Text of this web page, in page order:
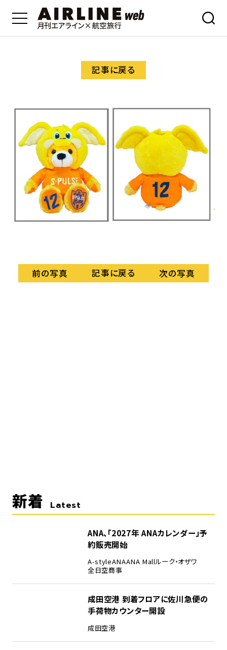
記事に戻る
前の写真 記事に戻る 次の写真
新着 Latest
ANA、「2027年 ANAカレンダー」予
約販売開始
A-styleANAANA Mallルーク・オザワ
全日空商事
成田空港 到着フロアに佐川急便の
手荷物カウンター開設
成田空港